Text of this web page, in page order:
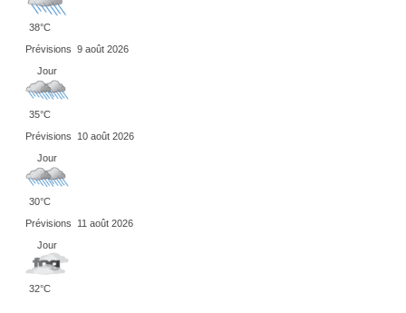
38°C
Prévisions 9 août 2026
Jour
35°C
Prévisions
10 août 2026
Jour
30°C
Prévisions
11 août 2026
Jour
32°C